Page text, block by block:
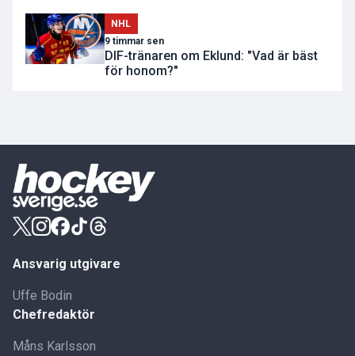
NHL
9 timmar sen
DIF-tränaren om Eklund: "Vad är bäst
för honom?"
Ansvarig utgivare
Uffe Bodin
Chefredaktör
Måns Karlsson